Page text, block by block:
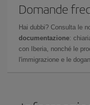
Domande
Hai dubbi? Consulta le
documentazione:
con Iberia, nonché le
l'immigrazione e le